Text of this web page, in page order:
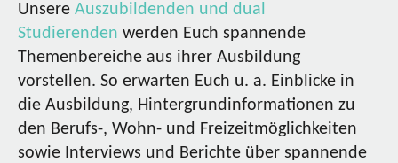
Unsere Auszubildenden und dual
Studierenden werden Euch spannende
Themenbereiche aus ihrer Ausbildung
vorstellen. So erwarten Euch u. a. Einblicke in
die Ausbildung, Hintergrundinformationen zu
den Berufs-, Wohn- und Freizeitmöglichkeiten
sowie Interviews und Berichte über spannende